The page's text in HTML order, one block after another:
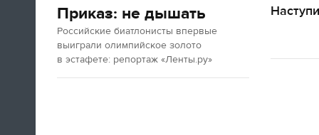
Приказ: не дышать
Российские биатлонисты впервые
выиграли олимпийское золото
в эстафете: репортаж «Ленты.ру»